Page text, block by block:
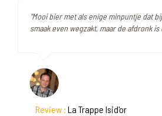
"Mooi bier met als enige minpuntje dat
smaak even wegzakt, maar de afdronk
Review : La Trappe Isid'or